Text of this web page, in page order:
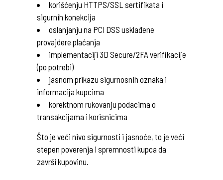
korišćenju HTTPS/SSL sertifikata i
sigurnih konekcija
oslanjanju na PCI DSS usklađene
provajdere plaćanja
implementaciji 3D Secure/2FA verifikacije
(po potrebi)
jasnom prikazu sigurnosnih oznaka i
informacija kupcima
korektnom rukovanju podacima o
transakcijama i korisnicima
Što je veći nivo sigurnosti i jasnoće, to je veći
stepen poverenja i spremnosti kupca da
završi kupovinu.